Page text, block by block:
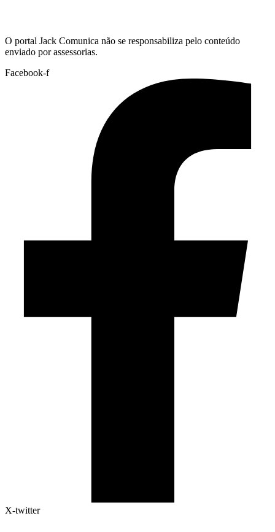
O portal Jack Comunica não se responsabiliza pelo conteúdo
enviado por assessorias.
Facebook-f
X-twitter